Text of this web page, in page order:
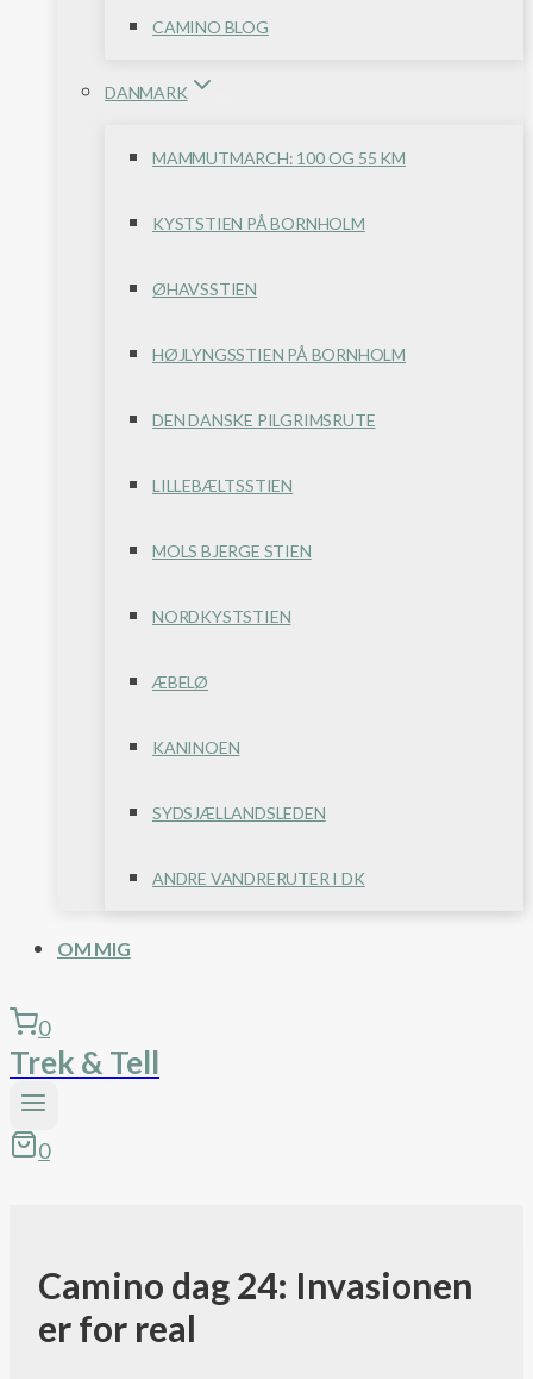
CAMINO BLOG
DANMARK
MAMMUTMARCH: 100 OG 55 KM
KYSTSTIEN PÅ BORNHOLM
ØHAVSSTIEN
HØJLYNGSSTIEN PÅ BORNHOLM
DEN DANSKE PILGRIMSRUTE
LILLEBÆLTSSTIEN
MOLS BJERGE STIEN
NORDKYSTSTIEN
ÆBELØ
KANINOEN
SYDSJÆLLANDSLEDEN
ANDRE VANDRERUTER I DK
OM MIG
0
Trek & Tell
0
Camino
Camino dag 24: Invasionen
er for real